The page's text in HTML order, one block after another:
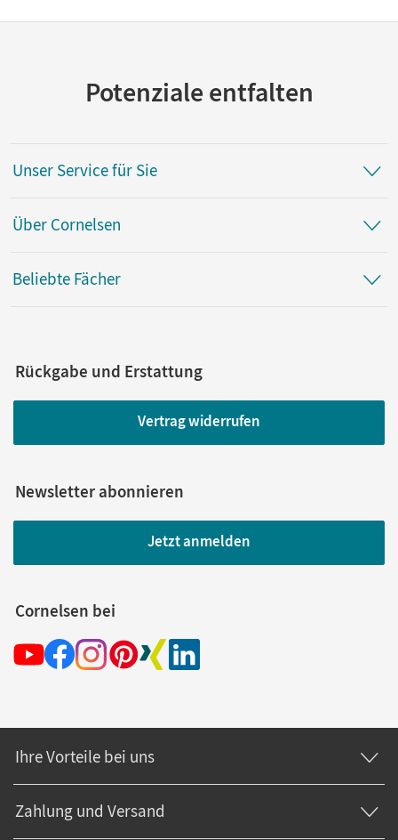
Potenziale entfalten
Unser Service für Sie
Über Cornelsen
Beliebte Fächer
Rückgabe und Erstattung
Vertrag widerrufen
Newsletter abonnieren
Jetzt anmelden
Cornelsen bei
Ihre Vorteile bei uns
Zahlung und Versand